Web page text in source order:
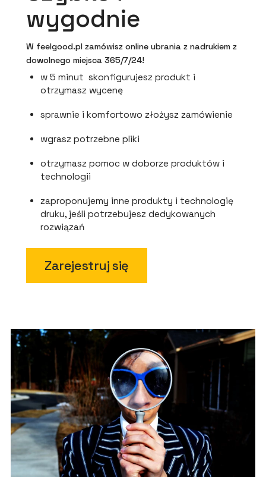
wygodnie
W feelgood.pl zamówisz online ubrania z nadrukiem z
dowolnego miejsca 365/7/24!
w 5 minut skonfigurujesz produkt i
otrzymasz wycenę
sprawnie i komfortowo złożysz zamówienie
wgrasz potrzebne pliki
otrzymasz pomoc w doborze produktów i
technologii
zaproponujemy inne produkty i technologię
druku, jeśli potrzebujesz dedykowanych
rozwiązań
Zarejestruj się